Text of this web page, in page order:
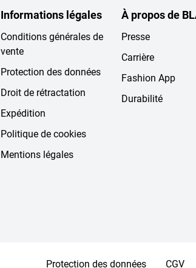
Informations légales
Conditions générales de
vente
Protection des données
Droit de rétractation
Expédition
Politique de cookies
Mentions légales
À propos de
Presse
Carrière
Fashion App
Durabilité
Protection des données CGV